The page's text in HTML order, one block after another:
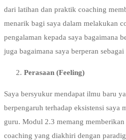
dari latihan dan praktik coaching
menarik bagi saya dalam melakukan
pengalaman kepada saya bagaimana
juga bagaimana saya berperan sebagai
Perasaan (Feeling)
Saya bersyukur mendapat ilmu baru
berpengaruh terhadap eksistensi saya
guru. Modul 2.3 memang
coaching yang diakhiri dengan